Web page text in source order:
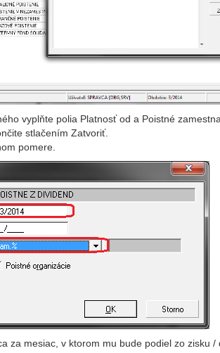
vyplňte polia Platnosť od a Poistné
stlačením Zatvoriť.
pomere.
za mesiac, v ktorom mu bude podiel zo